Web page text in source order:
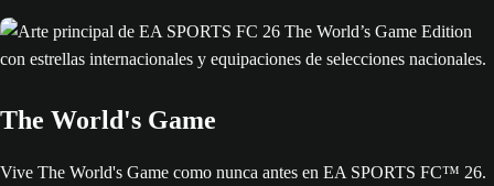
The World's Game
Vive The World's Game como nunca antes en EA SPORTS FC™ 26.